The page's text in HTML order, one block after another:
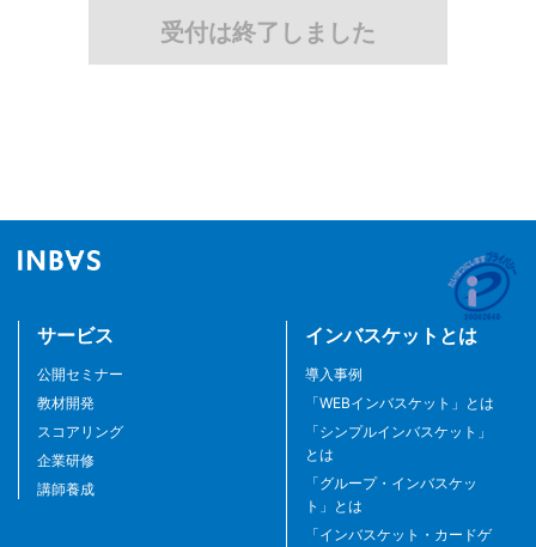
受付は終了しました
サービス
公開セミナー
教材開発
スコアリング
企業研修
講師養成
インバスケットとは
導入事例
「WEBインバスケット」とは
「シンプルインバスケット」
とは
「グループ・インバスケッ
ト」とは
「インバスケット・カードゲ